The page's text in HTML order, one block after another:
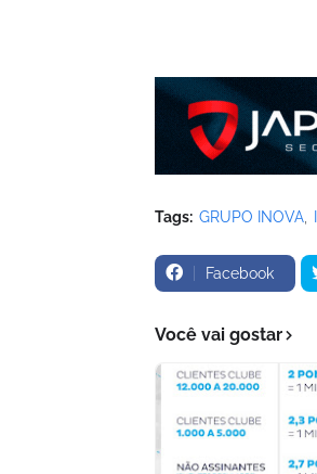
Tags: GRUPO INOVA
Facebook
Você vai gostar